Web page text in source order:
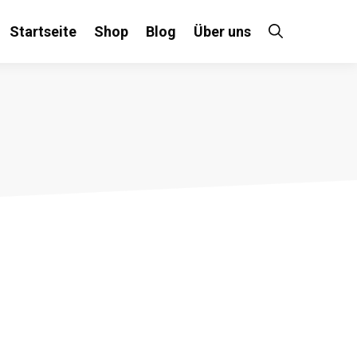
Startseite Shop Blog Über uns